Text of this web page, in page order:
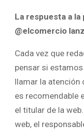
La respuesta a
@elcomercio
Cada vez que
pensar si
llamar la atención
es recomendable
el titular de la
web, el